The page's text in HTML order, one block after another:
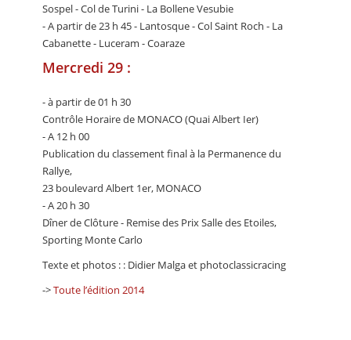
Sospel - Col de Turini - La Bollene Vesubie
- A partir de 23 h 45 - Lantosque - Col Saint Roch - La
Cabanette - Luceram - Coaraze
Mercredi 29 :
- à partir de 01 h 30
Contrôle Horaire de MONACO (Quai Albert Ier)
- A 12 h 00
Publication du classement final à la Permanence du
Rallye,
23 boulevard Albert 1er, MONACO
- A 20 h 30
Dîner de Clôture - Remise des Prix Salle des Etoiles,
Sporting Monte Carlo
Texte et photos : : Didier Malga et photoclassicracing
->Toute l’édition 2014